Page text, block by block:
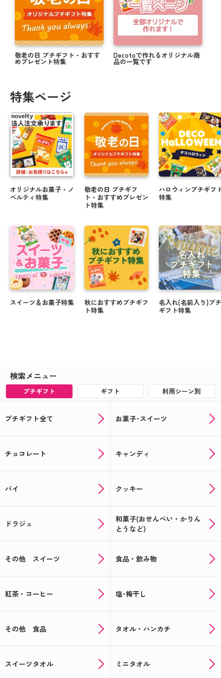
敬老の日 プチギフト・おすす
めプレゼント特集
Decotoで作れるオリジナル商
品の一覧です
特集ページ
オリジナルお菓子・ノ
ベルティ特集
スイーツ＆お菓子特集
敬老の日 プチギフ
ト・おすすめプレゼン
ト特集
秋におすすめプチギフ
ト特集
ハロウィンプチギフ
特集
名入れ(名前入り)プチ
ギフト特集
検索メニュー
プチギフト ギフト 利用シーン別
プチギフト全て お菓子･スイーツ
チョコレート キャンディ
パイ クッキー
ドラジェ
和菓子(おせんべい・かりん
とうなど)
その他 スイーツ 食品・飲み物
紅茶・コーヒー 塩･梅干し
その他 食品 タオル・ハンカチ
スイーツタオル ミニタオル